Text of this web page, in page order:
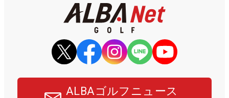
ALBAゴルフニュース